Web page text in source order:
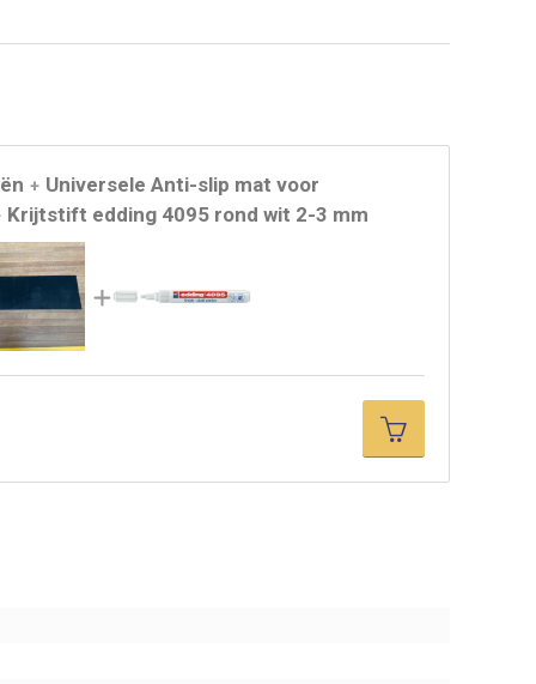
+ Universele Anti-slip mat voor
Krijtstift edding 4095 rond wit 2-3 mm